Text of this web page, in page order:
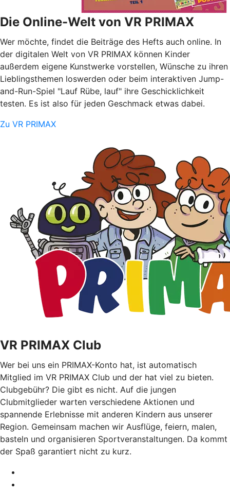
Die Online-Welt von VR PRIMAX
Wer möchte, findet die Beiträge des Hefts auch online. In
der digitalen Welt von VR PRIMAX können Kinder
außerdem eigene Kunstwerke vorstellen, Wünsche zu ihren
Lieblingsthemen loswerden oder beim interaktiven Jump-
and-Run-Spiel "Lauf Rübe, lauf" ihre Geschicklichkeit
testen. Es ist also für jeden Geschmack etwas dabei.
Zu VR PRIMAX
VR PRIMAX Club
Wer bei uns ein PRIMAX-Konto hat, ist automatisch
Mitglied im VR PRIMAX Club und der hat viel zu bieten.
Clubgebühr? Die gibt es nicht. Auf die jungen
Clubmitglieder warten verschiedene Aktionen und
spannende Erlebnisse mit anderen Kindern aus unserer
Region. Gemeinsam machen wir Ausflüge, feiern, malen,
basteln und organisieren Sportveranstaltungen. Da kommt
der Spaß garantiert nicht zu kurz.